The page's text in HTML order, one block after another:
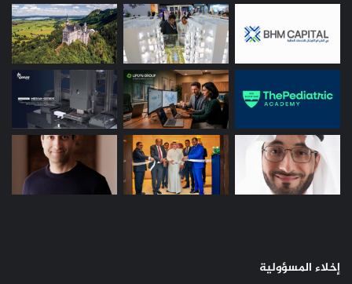
إخلاء المسؤولية